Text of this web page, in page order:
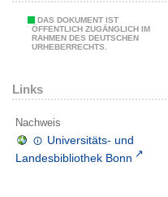
DAS DOKUMENT IST
ÖFFENTLICH ZUGÄNGLICH IM
RAHMEN DES DEUTSCHEN
URHEBERRECHTS.
Links
Nachweis
Universitäts- und
Landesbibliothek Bonn